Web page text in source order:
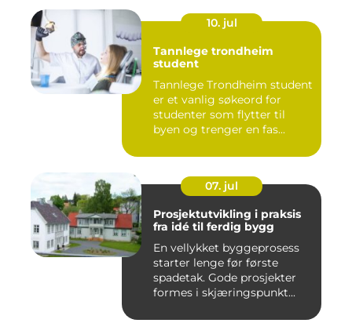
10. jul
Tannlege trondheim
student
Tannlege Trondheim student
er et vanlig søkeord for
studenter som flytter til
byen og trenger en fas...
07. jul
Prosjektutvikling i praksis
fra idé til ferdig bygg
En vellykket byggeprosess
starter lenge før første
spadetak. Gode prosjekter
formes i skjæringspunkt...